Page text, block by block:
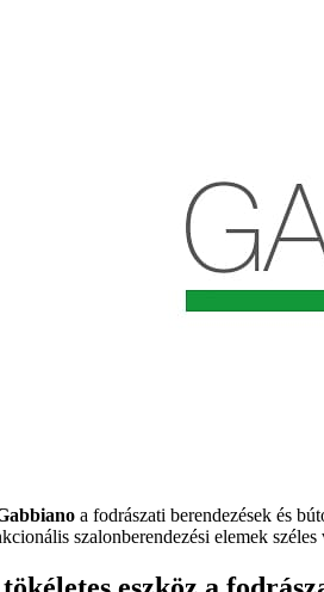
a fodrászati berendezések és
szalonberendezési elemek